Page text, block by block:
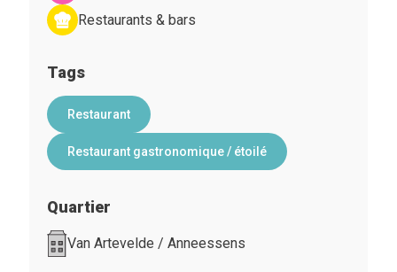
Restaurants & bars
Tags
Restaurant
Restaurant gastronomique / étoilé
Quartier
Van Artevelde / Anneessens